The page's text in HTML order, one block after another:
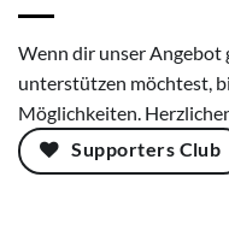
Wenn dir unser
unterstützen möchtest,
Möglichkeiten.
Supporters Club